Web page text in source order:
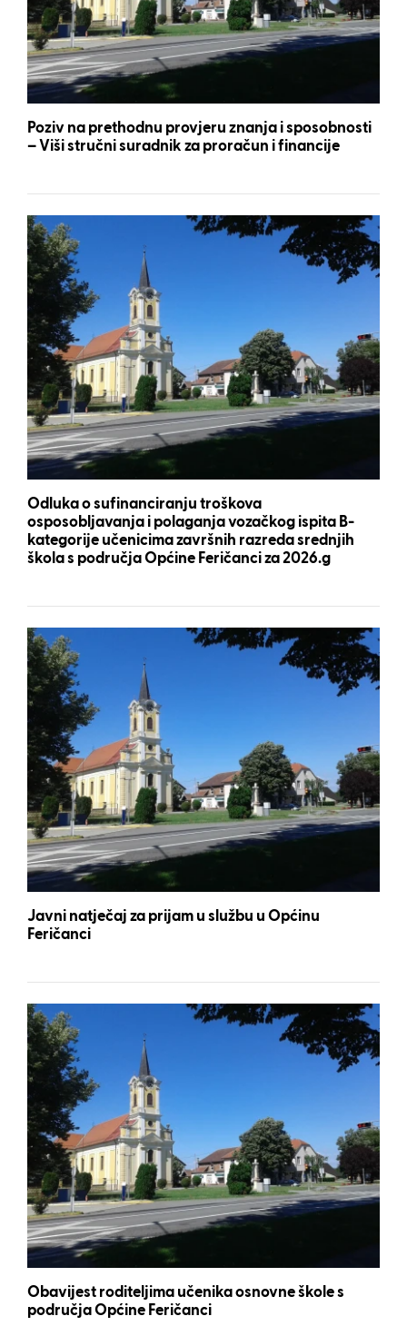
Poziv na prethodnu provjeru znanja i sposobnosti
– Viši stručni suradnik za proračun i financije
Odluka o sufinanciranju troškova
osposobljavanja i polaganja vozačkog ispita B-
kategorije učenicima završnih razreda srednjih
škola s područja Općine Feričanci za 2026.g
Javni natječaj za prijam u službu u Općinu
Feričanci
Obavijest roditeljima učenika osnovne škole s
područja Općine Feričanci